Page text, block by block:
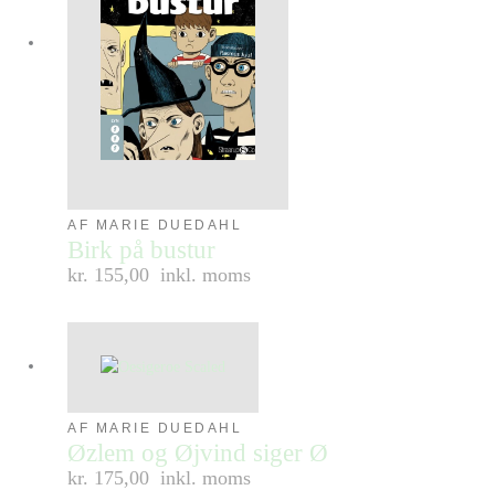
AF MARIE DUEDAHL
Birk på bustur
kr. 155,00 inkl. moms
AF MARIE DUEDAHL
Øzlem og Øjvind siger Ø
kr. 175,00 inkl. moms